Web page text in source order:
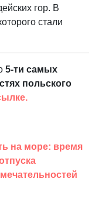
гор. В
стали
5-ти самых
польского
на море: время